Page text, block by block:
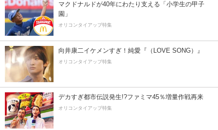
マクドナルドが40年にわたり支える「小学生の甲子
園」
オリコンタイアップ特集
向井康二イケメンすぎ！純愛『（LOVE SONG）』
オリコンタイアップ特集
デカすぎ都市伝説発生!?ファミマ45％増量作戦再来
オリコンタイアップ特集